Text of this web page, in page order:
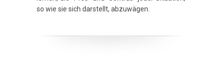
so wie sie sich darstellt, abzuwägen.